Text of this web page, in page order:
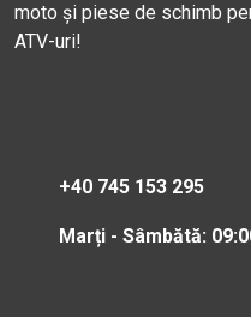
moto și piese de schimb
ATV-uri!
+40 745 153 295
Marți - Sâmbătă: